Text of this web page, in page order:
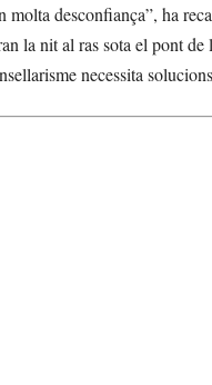
molta desconfiança”, ha
la nit al ras sota el pont
necessita